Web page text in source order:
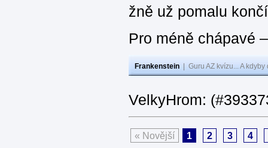
žně už pomalu
Pro méně chápavé
Frankenstein Guru AZ kvízu... A
VelkyHrom:
« Novější 1 2 3 4